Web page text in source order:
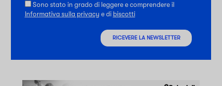
Sono stato in grado di leggere e comprendere il
Informativa sulla privacy e di biscotti
RICEVERE LA NEWSLETTER